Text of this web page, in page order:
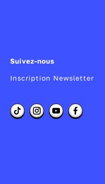
Suivez-nous
Inscription Newsletter